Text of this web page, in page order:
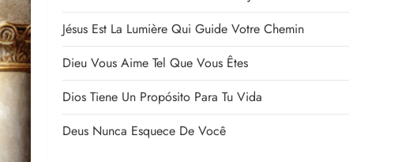
Jésus Est La Lumière Qui Guide Votre Chemin
Dieu Vous Aime Tel Que Vous Êtes
Dios Tiene Un Propósito Para Tu Vida
Deus Nunca Esquece De Você